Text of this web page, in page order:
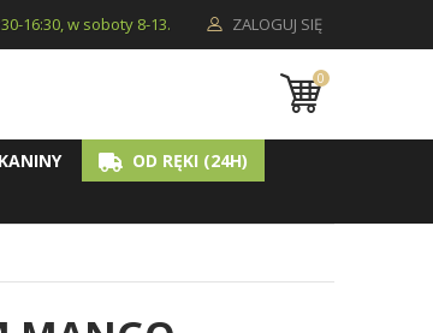
ZALOGUJ SIĘ
16:30, w soboty 8-13.
0
OD RĘKI (24H)